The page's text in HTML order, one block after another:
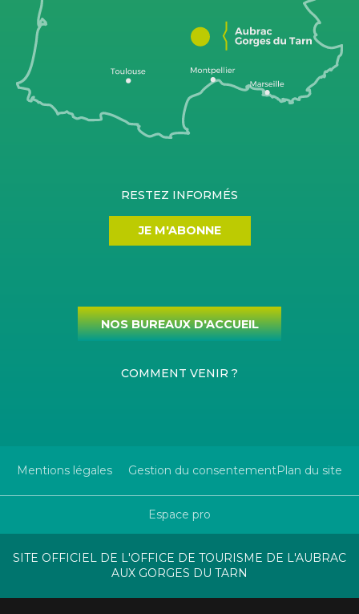
RESTEZ INFORMÉS
JE M'ABONNE
NOS BUREAUX D'ACCUEIL
COMMENT VENIR ?
Mentions légales Gestion du consentementPlan du site
SITE OFFICIEL DE L'OFFICE DE TOURISME DE L'AUBRAC
AUX GORGES DU TARN
Espace pro